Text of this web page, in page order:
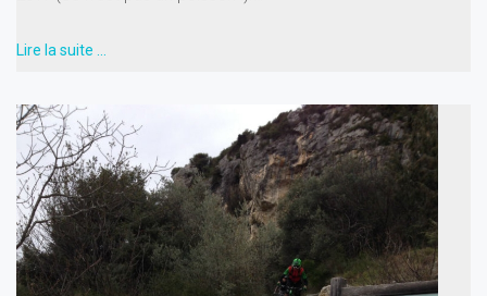
Lire la suite …